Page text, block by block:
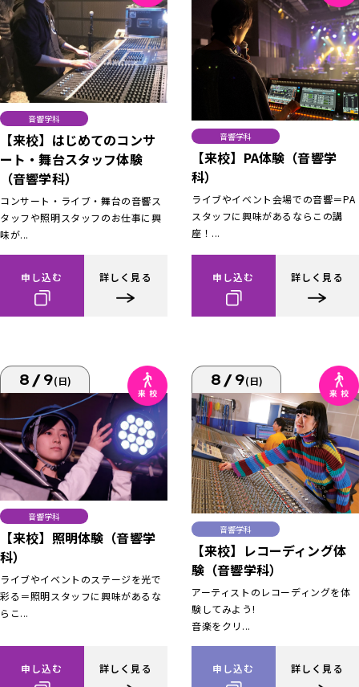
音響学科
【来校】はじめてのコンサ
ート・舞台スタッフ体験
（音響学科）
コンサート・ライブ・舞台の音響ス
タッフや照明スタッフのお仕事に興
味が...
申し込む 詳しく見る
音響学科
【来校】PA体験（音響学
科）
ライブやイベント会場での音響＝PA
スタッフに興味があるならこの講
座！...
申し込む 詳しく見る
8/9(日)
音響学科
【来校】照明体験（音響学
科）
ライブやイベントのステージを光で
彩る＝照明スタッフに興味があるな
らこ...
申し込む 詳しく見る
8/9(日)
音響学科
【来校】レコーディング体
験（音響学科）
アーティストのレコーディングを体
験してみよう!
音楽をクリ...
申し込む 詳しく見る